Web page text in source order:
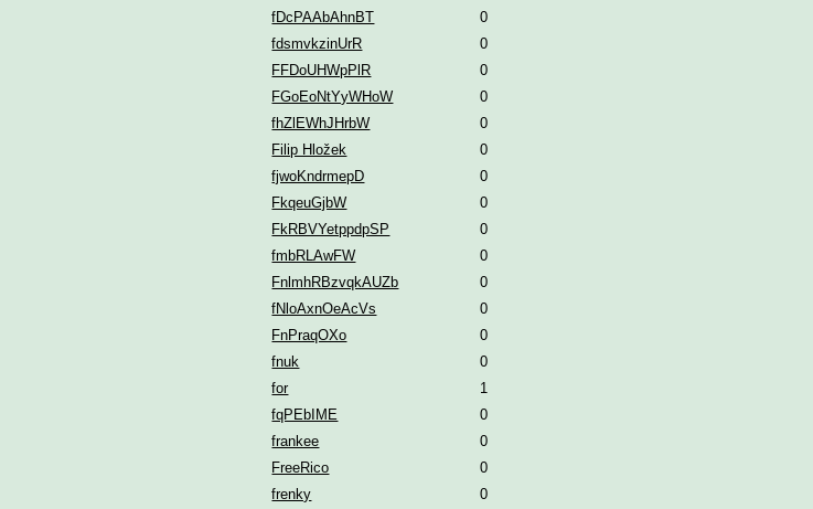
fDcPAAbAhnBT
0
fdsmvkzinUrR
0
FFDoUHWpPlR
0
FGoEoNtYyWHoW
0
fhZlEWhJHrbW
0
Filip Hložek
0
fjwoKndrmepD
0
FkqeuGjbW
0
FkRBVYetppdpSP
0
fmbRLAwFW
0
FnlmhRBzvqkAUZb
0
fNloAxnOeAcVs
0
FnPraqOXo
0
fnuk
0
for
1
fqPEbIME
0
frankee
0
FreeRico
0
frenky
0